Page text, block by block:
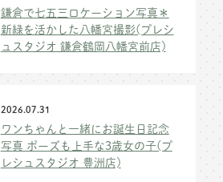
鎌倉で七五三ロケーション写真＊
新緑を活かした八幡宮撮影(プレシ
ュスタジオ 鎌倉鶴岡八幡宮前店)
2026.07.31
ワンちゃんと一緒にお誕生日記念
写真 ポーズも上手な3歳女の子(プ
レシュスタジオ 豊洲店)